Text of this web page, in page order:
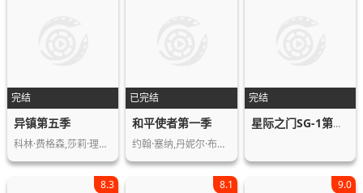
完结
异镇第五季
科林·费格森,莎莉·理查德森-惠特菲尔…
已完结
和平使者第一季
约翰·塞纳,丹妮尔·布鲁克斯,弗雷迪·…
完结
星际之门SG-1第五季
8.3 8.1 9.0